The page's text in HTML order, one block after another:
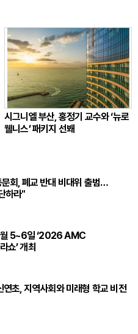
시그니엘 부산, 홍정기 교수와 ‘뉴로
웰니스’ 패키지 선봬
회, 폐교 반대 비대위 출범…
하라"
5~6일 ‘2026 AMC
쇼’ 개최
연초, 지역사회와 미래형 학교 비전